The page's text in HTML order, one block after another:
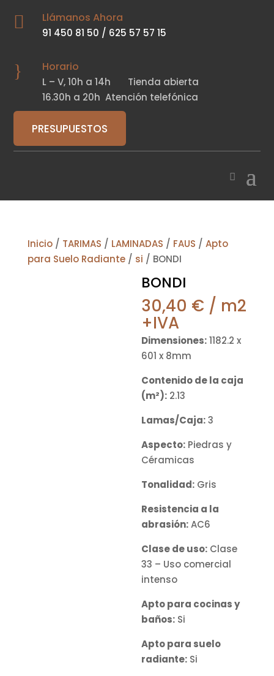
 Llámanos Ahora
91 450 81 50 / 625 57 57 15
} Horario
L – V,10h a 14h Tienda abierta
16.30h a 20hAtención telefónica
PRESUPUESTOS
Inicio/ TARIMAS / LAMINADAS / FAUS / Apto
para Suelo Radiante/ si / BONDI
BONDI
30,40 € / m2
+IVA
Dimensiones:1182.2 x
601 x 8mm
Contenido de la caja
(m²): 2.13
Lamas/Caja:3
Aspecto: Piedras y
Céramicas
Tonalidad: Gris
Resistencia a la
abrasión:AC6
Clase de uso: Clase
33 – Uso comercial
intenso
Apto para cocinas y
baños: Si
Apto para suelo
radiante: Si